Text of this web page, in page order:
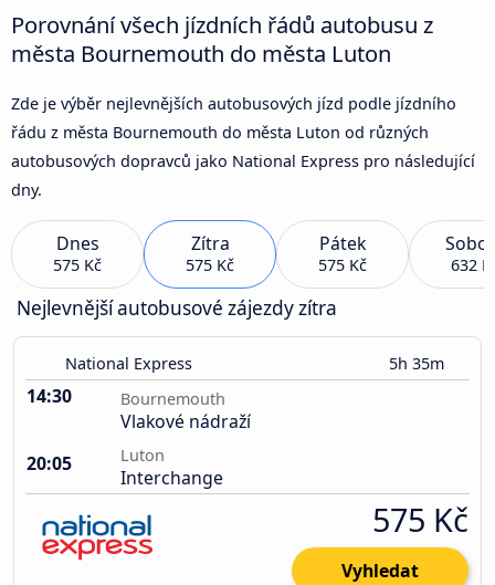
Porovnání všech jízdních řádů autobusu z
města Bournemouth do města Luton
Zde je výběr nejlevnějších autobusových jízd podle jízdního
řádu z města Bournemouth do města Luton od různých
autobusových dopravců jako National Express pro následující
dny.
Dnes
575 Kč
Zítra
575 Kč
Pátek
575 Kč 632
Nejlevnější autobusové zájezdy zítra
National Express 5h 35m
14:30 Bournemouth
Vlakové nádraží
20:05
Luton
Interchange
575 Kč
Vyhledat